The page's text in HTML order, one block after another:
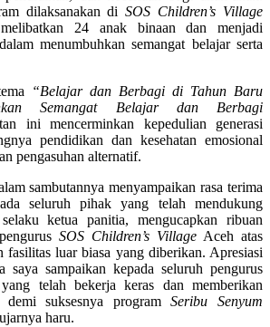
dilaksanakan diSOS Children’s Village
24 anak binaan dan menjadi
menumbuhkan semangat belajar serta
“Belajar dan Berbagi di Tahun Baru
Semangat Belajar dan Berbagi
ini mencerminkan kepedulian generasi
pendidikan dan kesehatan emosional
pengasuhan alternatif.
sambutannya menyampaikan rasa terima
seluruh pihak yang telah mendukung
ketua panitia, mengucapkan ribuan
SOS Children’s Village Aceh atas
luar biasa yang diberikan. Apresiasi
saya sampaikan kepada seluruh pengurus
telah bekerja keras dan memberikan
demi suksesnya programSeribu Senyum
haru.